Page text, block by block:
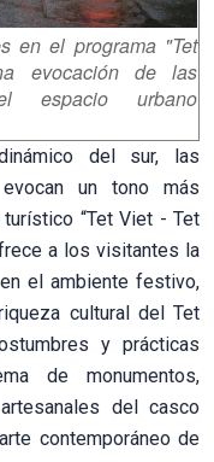
en el programa "Tet
evocación de las
espacio urbano
del sur, las
un tono más
“Tet Viet - Tet
a los visitantes la
el ambiente festivo,
cultural del Tet
y prácticas
de monumentos,
del casco
contemporáneo de